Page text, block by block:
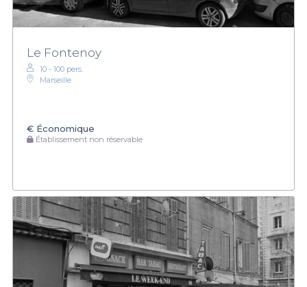
Le Fontenoy
10 - 100 pers.
Marseille
€ Économique
Établissement non réservable